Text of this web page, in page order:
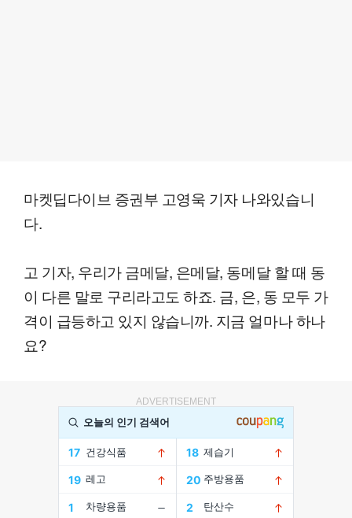
마켓딥다이브 증권부 고영욱 기자 나와있습니
다.
고 기자, 우리가 금메달, 은메달, 동메달 할 때 동
이 다른 말로 구리라고도 하죠. 금, 은, 동 모두 가
격이 급등하고 있지 않습니까. 지금 얼마나 하나
요?
ADVERTISEMENT